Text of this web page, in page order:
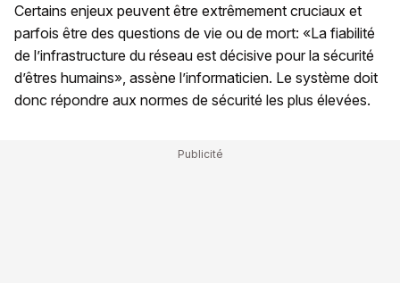
Certains enjeux peuvent être extrêmement cruciaux et
parfois être des questions de vie ou de mort: «La fiabilité
de l’infrastructure du réseau est décisive pour la sécurité
d’êtres humains», assène l’informaticien. Le système doit
donc répondre aux normes de sécurité les plus élevées.